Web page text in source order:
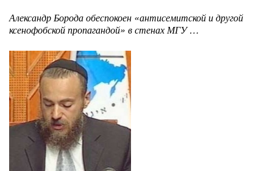
Александр Борода обеспокоен «антисемитской и другой
ксенофобской пропагандой» в стенах МГУ …